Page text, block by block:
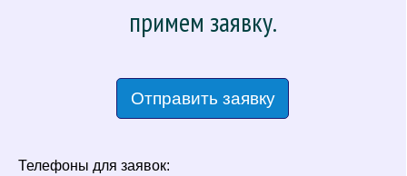
примем заявку.
Отправить заявку
Телефоны для заявок: